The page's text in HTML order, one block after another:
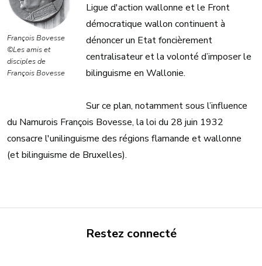
François Bovesse
©Les amis et
disciples de
François Bovesse
Ligue d'action wallonne et le Front
démocratique wallon continuent à
dénoncer un Etat foncièrement
centralisateur et la volonté d’imposer le
bilinguisme en Wallonie.
Sur ce plan, notamment sous l’influence
du Namurois François Bovesse, la loi du 28 juin 1932
consacre l'unilinguisme des régions flamande et wallonne
(et bilinguisme de Bruxelles).
Restez connecté